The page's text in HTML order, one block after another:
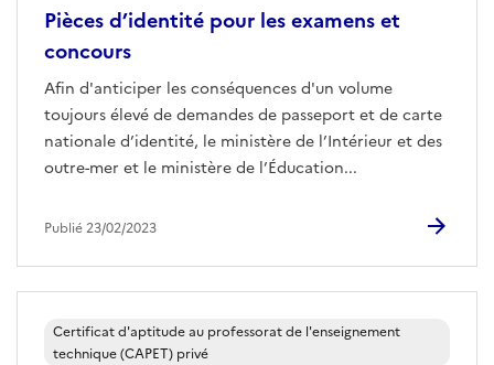
Pièces d’identité pour les examens et
concours
Afin d'anticiper les conséquences d'un volume
toujours élevé de demandes de passeport et de carte
nationale d’identité, le ministère de l’Intérieur et des
outre-mer et le ministère de l’Éducation...
Publié 23/02/2023
Certificat d'aptitude au professorat de l'enseignement
technique (CAPET) privé